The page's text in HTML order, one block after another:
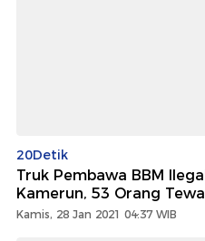
20Detik
Truk Pembawa BBM
Kamerun, 53 Orang
Kamis, 28 Jan 2021 04:37 WIB